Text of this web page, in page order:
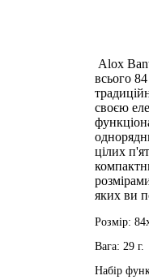
Alox
всього
своєю
цілих
яких ви
Розмір:
Вага: 29 г.
Набір